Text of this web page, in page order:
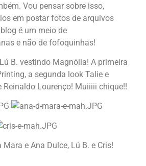
Vou pensar sobre isso,
em postar fotos de arquivos
é um meio de
e não de fofoquinhas!
B. vestindo Magnólia! A primeira
a segunda look Talie e
Reinaldo Lourenço! Muiiiii chique!!
e Ana Dulce, Lú B. e Cris!